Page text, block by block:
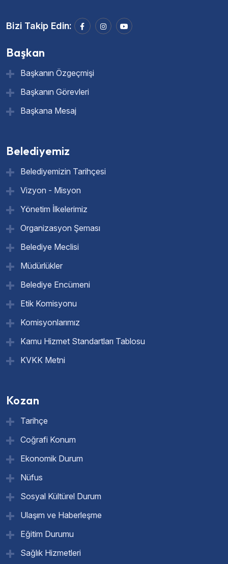
Bizi Takip Edin:
Başkan
Başkanın Özgeçmişi
Başkanın Görevleri
Başkana Mesaj
Belediyemiz
Belediyemizin Tarihçesi
Vizyon - Misyon
Yönetim İlkelerimiz
Organizasyon Şeması
Belediye Meclisi
Müdürlükler
Belediye Encümeni
Etik Komisyonu
Komisyonlarımız
Kamu Hizmet Standartları Tablosu
KVKK Metni
Kozan
Tarihçe
Coğrafi Konum
Ekonomik Durum
Nüfus
Sosyal Kültürel Durum
Ulaşım ve Haberleşme
Eğitim Durumu
Sağlık Hizmetleri